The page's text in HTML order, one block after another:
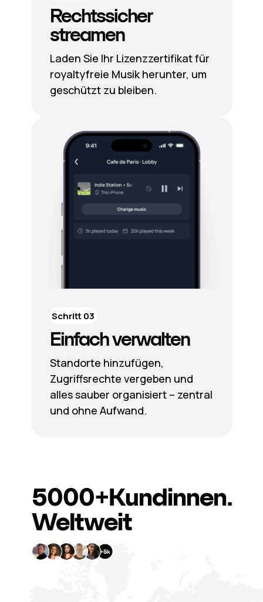
Rechtssicher
streamen
Laden Sie Ihr Lizenzzertifikat für
royaltyfreie Musik herunter, um
geschützt zu bleiben.
Einfach verwalten
Standorte hinzufügen,
Zugriffsrechte vergeben und
alles sauber organisiert – zentral
und ohne Aufwand.
Schritt 03
5000+Kundinnen.
Weltweit